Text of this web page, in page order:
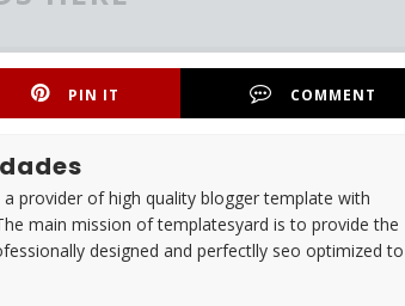
PIN IT COMMENT
provider of high quality blogger template with
main mission of templatesyard is to provide the
designed and perfectlly seo optimized to